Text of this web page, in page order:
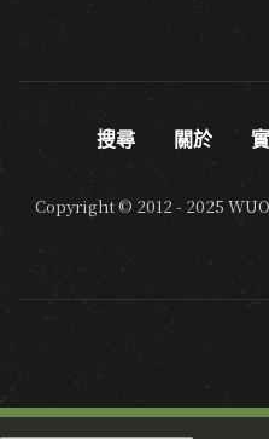
搜尋 關於
Copyright © 2012 - 2025